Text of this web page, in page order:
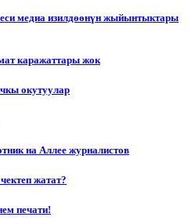
медиа изилдөөнүн жыйынтыктары
каражаттары жок
окутуулар
на Аллее журналистов
жатат?
печати!